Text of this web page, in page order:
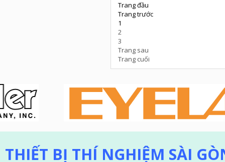
Trang đầu
Trang trước
1
2
3
Trang sau
Trang cuối
THIẾT BỊ THÍ NGHIỆM SÀI